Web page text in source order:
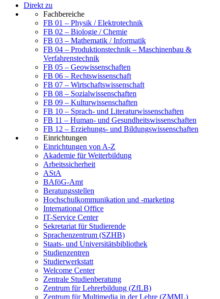
Direkt zu
Fachbereiche
FB 01 – Physik / Elektrotechnik
FB 02 – Biologie / Chemie
FB 03 – Mathematik / Informatik
FB 04 – Produktionstechnik – Maschinenbau &
Verfahrenstechnik
FB 05 – Geowissenschaften
FB 06 – Rechtswissenschaft
FB 07 – Wirtschaftswissenschaft
FB 08 – Sozialwissenschaften
FB 09 – Kulturwissenschaften
FB 10 – Sprach- und Literaturwissenschaften
FB 11 – Human- und Gesundheitswissenschaften
FB 12 – Erziehungs- und Bildungswissenschaften
Einrichtungen
Einrichtungen von A-Z
Akademie für Weiterbildung
Arbeitssicherheit
AStA
BAföG-Amt
Beratungsstellen
Hochschulkommunikation und -marketing
International Office
IT-Service Center
Sekretariat für Studierende
Sprachenzentrum (SZHB)
Staats- und Universitätsbibliothek
Studienzentren
Studierwerkstatt
Welcome Center
Zentrale Studienberatung
Zentrum für Lehrerbildung (ZfLB)
Zentrum für Multimedia in der Lehre (ZMML)